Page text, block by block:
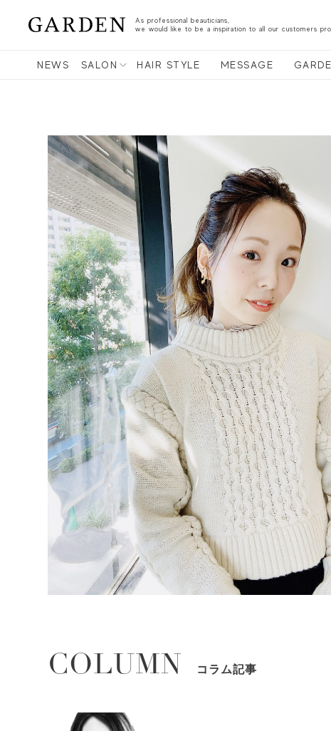
As professional beauticians,
we would like to be a inspiration to all our customers
NEWS SALON HAIR STYLE MESSAGE
COLUMN コラム記事